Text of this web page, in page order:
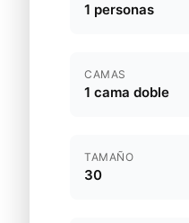
1 personas
CAMAS
1 cama doble
TAMAÑO
30